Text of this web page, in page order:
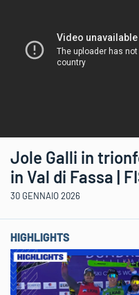
Jole Galli in
in Val di Fassa |
30 GENNAIO 2026
HIGHLIGHTS